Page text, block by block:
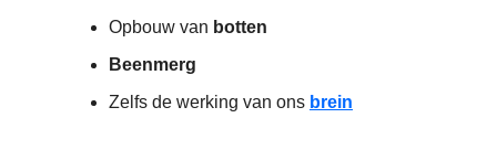
Opbouw van botten
Beenmerg
Zelfs de werking van ons brein